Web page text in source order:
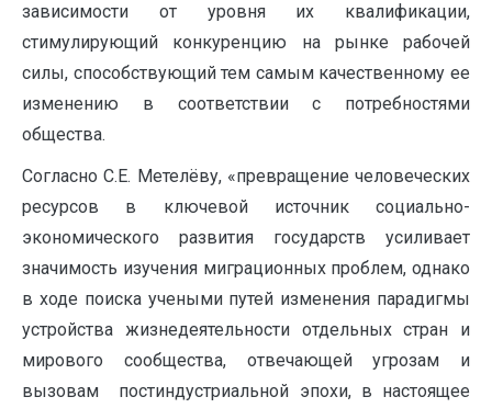
зависимости от уровня их квалификации,
стимулирующий конкуренцию на рынке рабочей
силы, способствующий тем самым качественному ее
изменению в соответствии с потребностями
общества.
Согласно С.Е. Метелёву, «превращение человеческих
ресурсов в ключевой источник социально-
экономического развития государств усиливает
значимость изучения миграционных проблем, однако
в ходе поиска учеными путей изменения парадигмы
устройства жизнедеятельности отдельных стран и
мирового сообщества, отвечающей угрозам и
вызовам постиндустриальной эпохи, в настоящее